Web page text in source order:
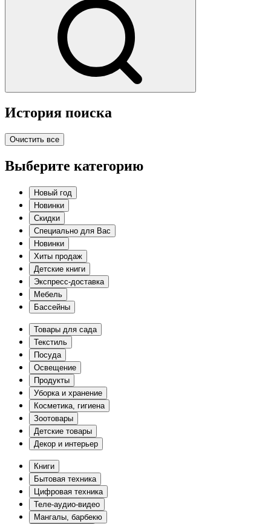
История поиска
Очистить все
Выберите категорию
Новый год
Новинки
Скидки
Специально для Вас
Новинки
Хиты продаж
Детские книги
Экспресс-доставка
Мебель
Бассейны
Товары для сада
Текстиль
Посуда
Освещение
Продукты
Уборка и хранение
Косметика, гигиена
Зоотовары
Детские товары
Декор и интерьер
Книги
Бытовая техника
Цифровая техника
Теле-аудио-видео
Мангалы, барбекю